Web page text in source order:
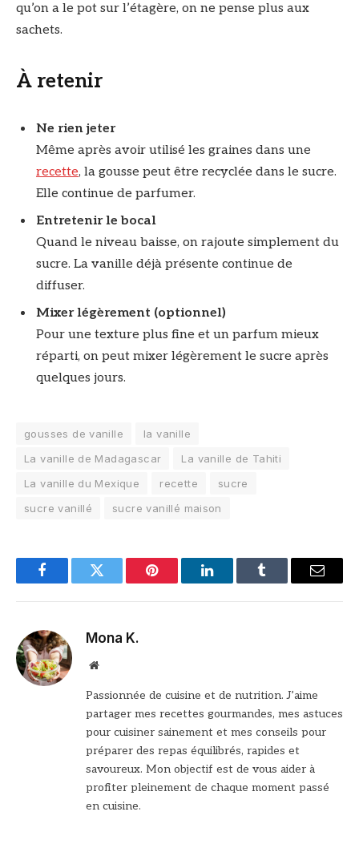
qu’on a le pot sur l’étagère, on ne pense plus aux
sachets.
À retenir
Ne rien jeter
Même après avoir utilisé les graines dans une
recette, la gousse peut être recyclée dans le sucre.
Elle continue de parfumer.
Entretenir le bocal
Quand le niveau baisse, on rajoute simplement du
sucre. La vanille déjà présente continue de
diffuser.
Mixer légèrement (optionnel)
Pour une texture plus fine et un parfum mieux
réparti, on peut mixer légèrement le sucre après
quelques jours.
gousses de vanille
la vanille
La vanille de Madagascar
La vanille de Tahiti
La vanille du Mexique
recette
sucre
sucre vanillé
sucre vanillé maison
FacebookTwitter Pinterest LinkedInTumblr Email
Mona K.
Site
Passionnée de cuisine et de nutrition. J’aime
partager mes recettes gourmandes, mes astuces
pour cuisiner sainement et mes conseils pour
préparer des repas équilibrés, rapides et
savoureux. Mon objectif est de vous aider à
profiter pleinement de chaque moment passé
en cuisine.